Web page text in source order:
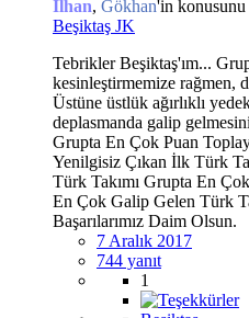
İlhan, Gökhan'in konusunu
Beşiktaş JK
Tebrikler Beşiktaş'ım...
kesinleştirmemize rağmen,
Üstüne üstlük ağırlıklı
deplasmanda galip
Grupta En Çok Puan
Yenilgisiz Çıkan İlk Türk
Türk Takımı Grupta En
En Çok Galip Gelen Türk
Başarılarımız Daim Olsun.
7 Aralık 2017
744 yanıt
1